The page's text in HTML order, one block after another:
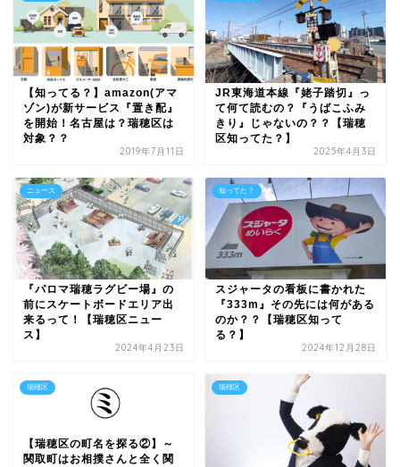
【知ってる？】amazon(アマ
ゾン)が新サービス『置き配』
を開始！名古屋は？瑞穂区は
対象？？
2019年7月11日
JR東海道本線『姥子踏切』っ
て何て読むの？『うばこふみ
きり』じゃないの？？【瑞穂
区知ってた？】
2025年4月3日
ニュース
『パロマ瑞穂ラグビー場』の
前にスケートボードエリア出
来るって！【瑞穂区ニュー
ス】
2024年4月23日
知ってた？
スジャータの看板に書かれた
『333m』その先には何がある
のか？？【瑞穂区知って
る？】
2024年12月28日
瑞穂区
【瑞穂区の町名を探る②】～
関取町はお相撲さんと全く関
瑞穂区